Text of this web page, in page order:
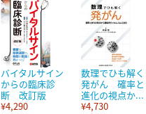
バイタルサイン
からの臨床診
断 改訂版
¥4,290
数理でひも解く
発がん 確率と
進化の視点か...
¥4,730